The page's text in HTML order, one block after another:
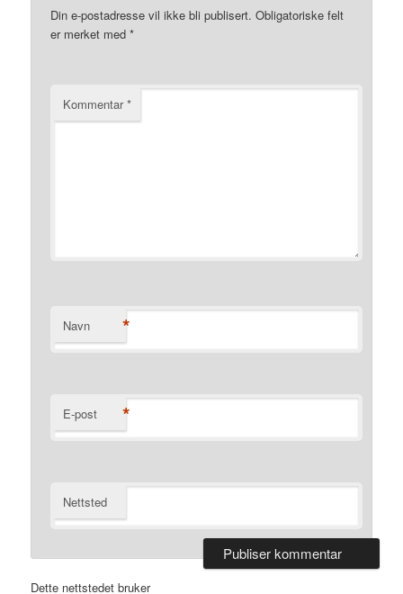
Din e-postadresse vil ikke bli publisert. Obligatoriske felt
er merket med*
Kommentar*
Navn *
E-post *
Nettsted
Dette nettstedet bruker